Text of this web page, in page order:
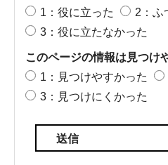
1：役に立った
2：ふ
3：役に立たなかった
このページの情報は見つけ
1：見つけやすかった
3：見つけにくかった